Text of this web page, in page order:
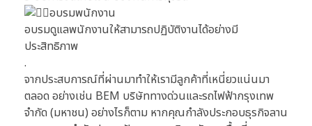
อบรมพนักงาน
อบรมดูแลพนักงานให้สามารถปฏิบัติงานได้อย่างมี
ประสิทธิภาพ
.
จากประสบการณ์ที่ผ่านมาทำให้เรามีลูกค้าที่เหนี่ยวแน่นมา
ตลอด อย่างเช่น BEM บริษัททางด่วนและรถไฟฟ้ากรุงเทพ
จำกัด (มหาชน) อย่างไรก็ตาม หากคุณกำลังประกอบธุรกิจลาน